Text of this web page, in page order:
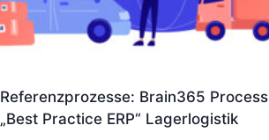
Referenzprozesse: Brain365 Process
„Best Practice ERP“ Lagerlogistik